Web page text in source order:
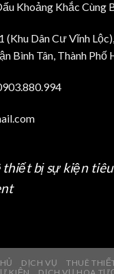
Khoảng Khắc Cùng
(Khu Dân Cư Vĩnh
Bình Tân, Thành Phố
thiết bị sự kiện
DỊCH VỤ
THUÊ
KIỆN
DỊCH VỤ HOA